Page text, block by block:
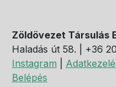
Zöldövezet Társulás
Haladás út 58. | +36
Instagram
Belépés